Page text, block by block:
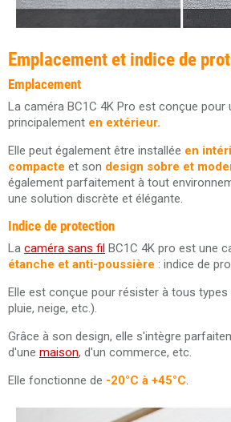
Emplacement et indice de
Emplacement
La caméra BC1C 4K Pro est conçue pour
principalement en extérieur.
Elle peut également être installée en
compacte et son design sobre et
également parfaitement à tout
une solution discrète et élégante.
Indice de protection
La caméra sans fil BC1C 4K pro est une
étanche et anti-poussière : indice de
Elle est conçue pour résister à tous types
pluie, neige, etc.).
Grâce à son design, elle s'intègre
d'une maison, d'un commerce, etc.
Elle fonctionne de -20°C à +45°C.